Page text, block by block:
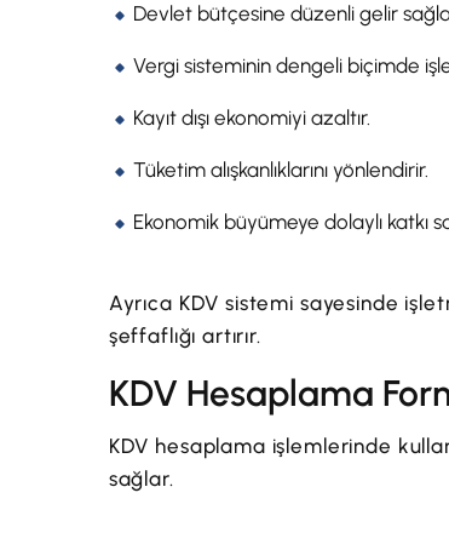
Devlet bütçesine düzenli gelir
Vergi sisteminin dengeli biçimde
Kayıt dışı ekonomiyi azaltır.
Tüketim alışkanlıklarını yönlendirir.
Ekonomik büyümeye dolaylı katkı
Ayrıca KDV sistemi sayesinde
şeffaflığı artırır.
KDV Hesaplama
KDV hesaplama işlemlerinde
sağlar.